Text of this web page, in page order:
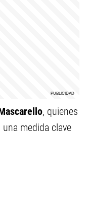
, quienes
una medida clave